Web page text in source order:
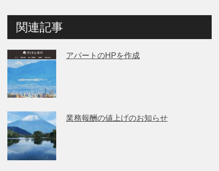
関連記事
アパートのHPを作成
業務報酬の値上げのお知らせ